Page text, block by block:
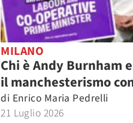
MILANO
Chi è Andy Burnham
il manchesterismo
di Enrico Maria Pedrelli
21 Luglio 2026